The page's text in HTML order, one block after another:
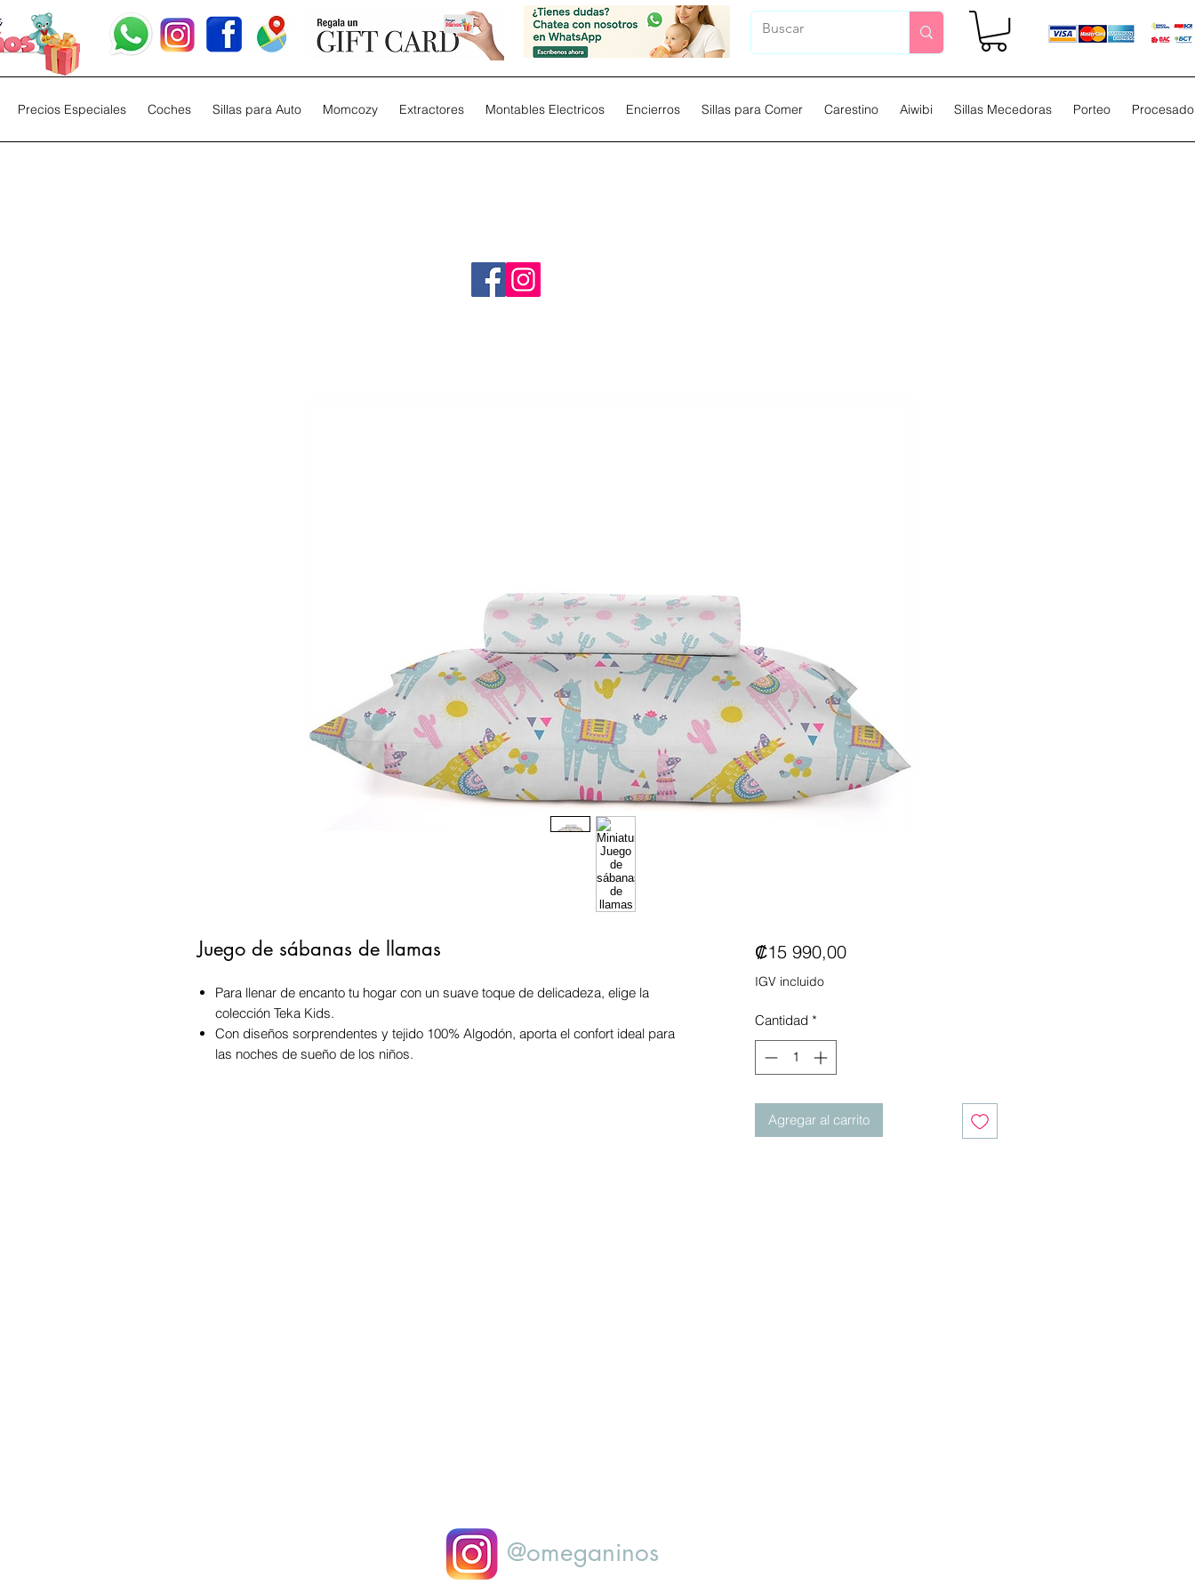
Precios Especiales Coches Sillas para Auto Momcozy Extractores Montables Electricos Encierros Sillas para Comer Carestino Aiwibi Sillas Mecedoras Porteo
Juego de sábanas de llamas
Para llenar de encanto tu hogar con un suave toque de delicadeza, elige la
colección Teka Kids.
Con diseños sorprendentes y tejido 100% Algodón, aporta el confort ideal para
las noches de sueño de los niños.
₡15 990,00Precio
IGV incluido
Cantidad *
Agregar al carrito
@omeganinos